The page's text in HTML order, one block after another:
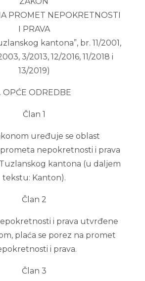
PROMET NEPOKRETNOSTI
I PRAVA
kantona”, br. 11/2001,
3/2013, 12/2016, 11/2018 i
13/2019)
OPĆE ODREDBE
Član 1
uređuje se oblast
nepokretnosti i prava
kantona (u daljem
tekstu: Kanton).
Član 2
i prava utvrđene
plaća se porez na promet
i prava.
Član 3